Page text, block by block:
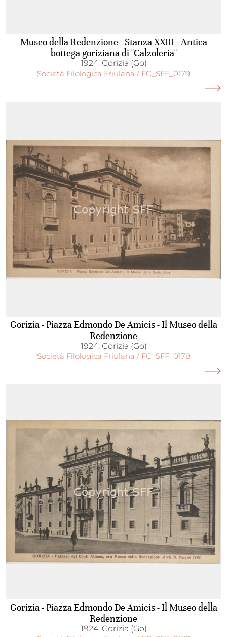
Museo della Redenzione - Stanza XXIII - Antica
bottega goriziana di "Calzoleria"
1924, Gorizia (Go)
Società Filologica Friulana / FC_SFF_0179
Gorizia - Piazza Edmondo De Amicis - Il Museo della
Redenzione
1924, Gorizia (Go)
Società Filologica Friulana / FC_SFF_0178
Gorizia - Piazza Edmondo De Amicis - Il Museo della
Redenzione
1924, Gorizia (Go)